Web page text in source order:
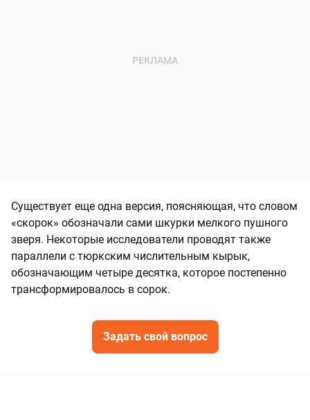
Существует еще одна версия, поясняющая, что словом
«скорок» обозначали сами шкурки мелкого пушного
зверя. Некоторые исследователи проводят также
параллели с тюркским числительным кырык,
обозначающим четыре десятка, которое постепенно
трансформировалось в сорок.
Задать свой вопрос